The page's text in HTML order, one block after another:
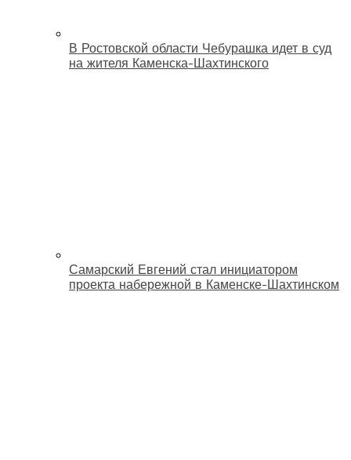
В Ростовской области Чебурашка идет в суд
на жителя Каменска-Шахтинского
Самарский Евгений стал инициатором
проекта набережной в Каменске-Шахтинском